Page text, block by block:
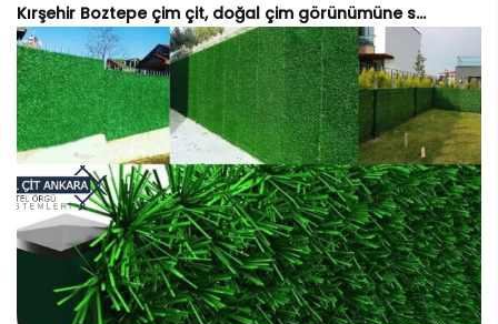
Kırşehir Boztepe çim çit, doğal çim görünümüne s...